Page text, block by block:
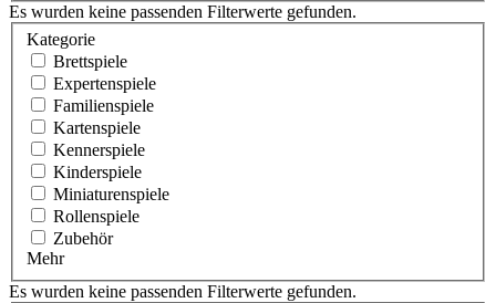
Es wurden keine passenden Filterwerte gefunden.
Kategorie
Brettspiele
Expertenspiele
Familienspiele
Kartenspiele
Kennerspiele
Kinderspiele
Miniaturenspiele
Rollenspiele
Zubehör
Mehr
Es wurden keine passenden Filterwerte gefunden.